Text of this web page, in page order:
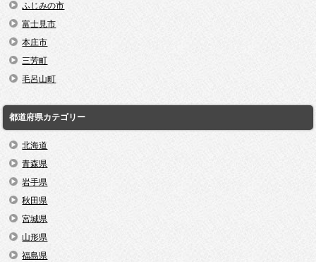
ふじみの市
富士見市
本庄市
三芳町
毛呂山町
都道府県カテゴリー
北海道
青森県
岩手県
秋田県
宮城県
山形県
福島県